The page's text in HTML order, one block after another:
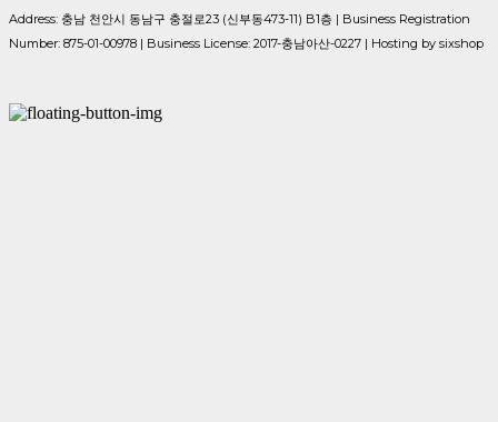
Address: 충남 천안시 동남구 충절로23 (신부동473-11) B1층 | Business Registration
Number: 875-01-00978 | Business License: 2017-충남아산-0227 | Hosting by sixshop